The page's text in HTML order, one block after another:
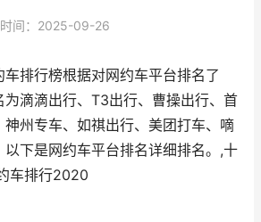
间：2025-09-26
排行榜根据对网约车平台排名了
为滴滴出行、T3出行、曹操出行、首
州专车、如祺出行、美团打车、嘀
以下是网约车平台排名详细排名。,十
车排行2020